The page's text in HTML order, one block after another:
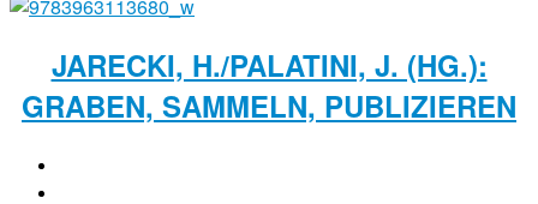
JARECKI, H./PALATINI, J. (HG.):
GRABEN, SAMMELN, PUBLIZIEREN